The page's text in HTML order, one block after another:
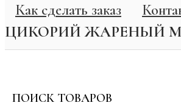
Как сделать заказ
ЦИКОРИЙ ЖАРЕНЫЙ
ПОИСК ТОВАРОВ